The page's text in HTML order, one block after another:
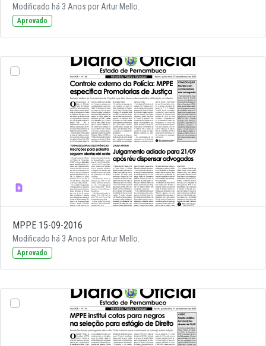
Modificado há 3 Anos por Artur Mello.
Aprovado
MPPE 15-09-2016
Modificado há 3 Anos por Artur Mello.
Aprovado